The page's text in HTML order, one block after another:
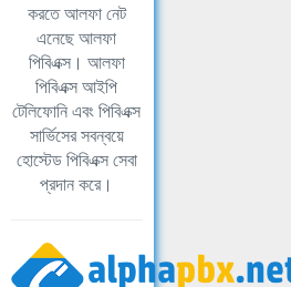
করতে আলফা নেট
এনেছে আলফা
পিবিএক্স। আলফা
পিবিএক্স আইপি
টেলিফোনি এবং পিবিএক্স
সার্ভিসের সবন্বয়ে
হোস্টেড পিবিএক্স সেবা
প্রদান করে।